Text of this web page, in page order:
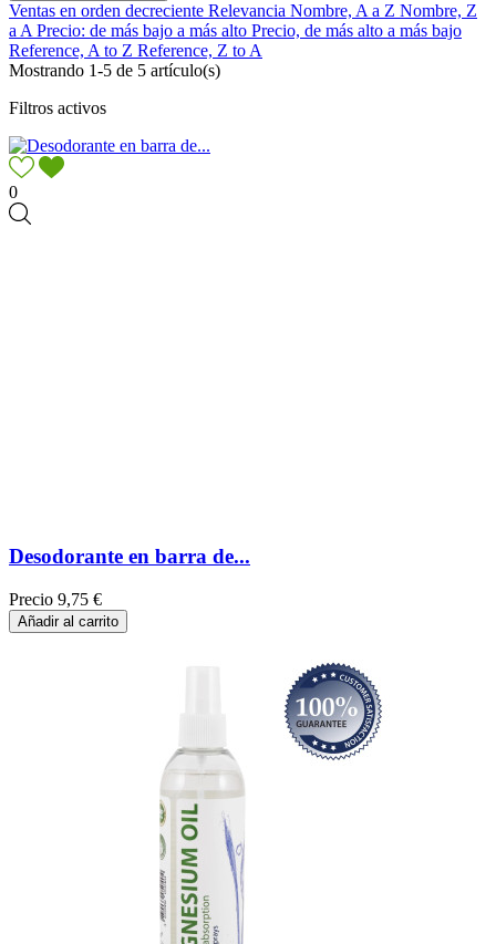
Ventas en orden decreciente Relevancia Nombre, A a Z Nombre, Z
a A Precio: de más bajo a más alto Precio, de más alto a más bajo
Reference, A to Z Reference, Z to A
Mostrando 1-5 de 5 artículo(s)
Filtros activos
0
Desodorante en barra de...
Precio 9,75 €
Añadir al carrito